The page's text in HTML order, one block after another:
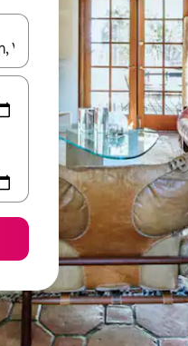
pomocí šipek nahoru a